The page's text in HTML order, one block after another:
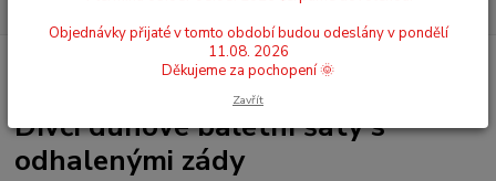
Dívčí taneční trikoty, dresy se sukní
Dívčí duhové baletní šaty s
Dívčí duhové baletní šaty s
odhalenými zády
Objednávky přijaté v tomto období budou odeslány v pondělí
11.08. 2026
Děkujeme za pochopení 🌞
Zavřít